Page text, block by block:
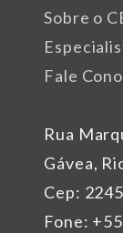
Rua
Gávea,
Cep:
Fone:
Sobre o
Fale